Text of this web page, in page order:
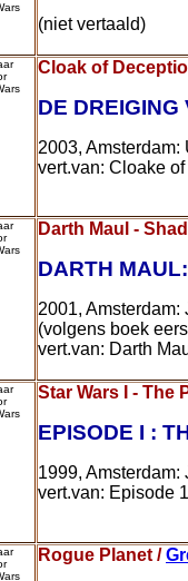
(niet vertaald)
Cloak of
DE DREIGING
2003,
vert.van: Cloake
Darth Maul -
DARTH
2001,
(volgens boek
vert.van: Darth
Star Wars I - The
EPISODE I :
1999,
vert.van: Episode
Rogue Planet /